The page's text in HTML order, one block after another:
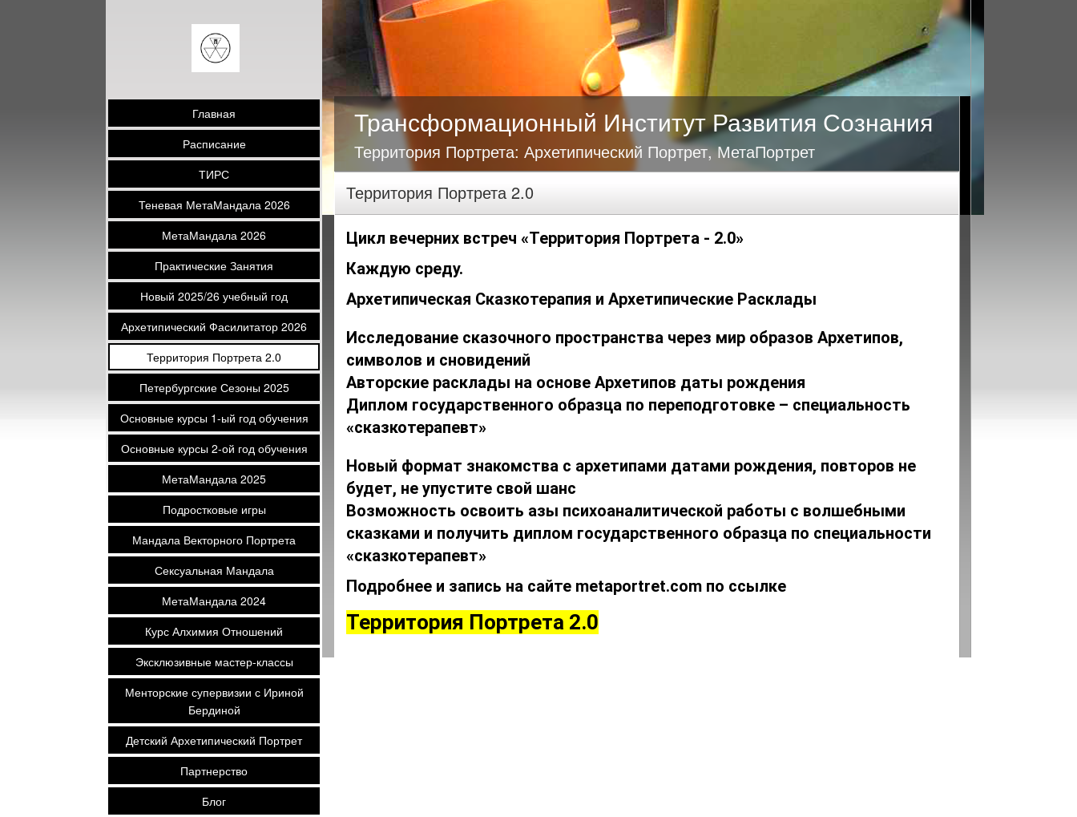
Главная
Расписание
ТИРС
Теневая МетаМандала 2026
МетаМандала 2026
Практические Занятия
Новый 2025/26 учебный год
Архетипический Фасилитатор 2026
Территория Портрета 2.0
Петербургские Сезоны 2025
Основные курсы 1-ый год обучения
Основные курсы 2-ой год обучения
МетаМандала 2025
Подростковые игры
Мандала Векторного Портрета
Сексуальная Мандала
МетаМандала 2024
Курс Алхимия Отношений
Эксклюзивные мастер-классы
Менторские супервизии с Ириной
Бердиной
Детский Архетипический Портрет
Партнерство
Блог
Трансформационный Институт Развития Сознания
Территория Портрета: Архетипический Портрет, МетаПортрет
Территория Портрета 2.0
Цикл вечерних встреч «Территория Портрета - 2.0»
Каждую среду.
Архетипическая Сказкотерапия и Архетипические Расклады
Исследование сказочного пространства через мир образов Архетипов,
символов и сновидений
Авторские расклады на основе Архетипов даты рождения
Диплом государственного образца по переподготовке – специальность
«сказкотерапевт»
Новый формат знакомства с архетипами датами рождения, повторов не
будет, не упустите свой шанс
Возможность освоить азы психоаналитической работы с волшебными
сказками и получить диплом государственного образца по специальности
«сказкотерапевт»
Подробнее и запись на сайте metaportret.com по ссылке
Территория Портрета 2.0